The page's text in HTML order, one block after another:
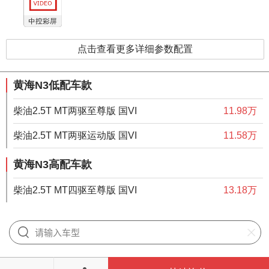
点击查看更多详细参数配置
黄海N3低配车款
柴油2.5T MT两驱至尊版 国VI 11.98万
柴油2.5T MT两驱运动版 国VI 11.58万
黄海N3高配车款
柴油2.5T MT四驱至尊版 国VI 13.18万